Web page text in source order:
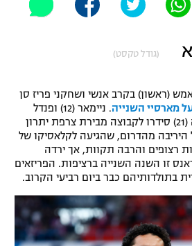
פודקאסט
בפרסים
"מרלן"
א (גודל טקסט)
(ראשון) בקרב אנשי ושחקני פריז סן
. ניימאר (12) ופנדל
מדויק של קיליאן אמבפה (21) סידרו לקבוצה מבירת צרפת יתרון
על היריבה מהדרום, שהגיעה לקלאסיקו של
רצופים והרבה תקוות, אך ירדה
זו השנה השנייה ברציפות. הפריזאים
בתולדותיהם כבר ביום רביעי הקרוב.